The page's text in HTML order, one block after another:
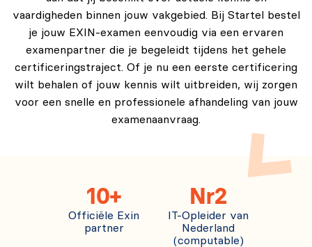
vaardigheden binnen jouw vakgebied. Bij Startel bestel
je jouw EXIN-examen eenvoudig via een ervaren
examenpartner die je begeleidt tijdens het gehele
certificeringstraject. Of je nu een eerste certificering
wilt behalen of jouw kennis wilt uitbreiden, wij zorgen
voor een snelle en professionele afhandeling van jouw
examenaanvraag.
10+
Officiële Exin
partner
Nr2
IT-Opleider van
Nederland
(computable)